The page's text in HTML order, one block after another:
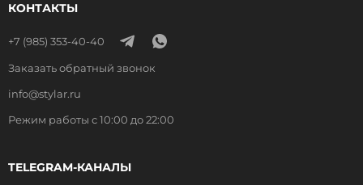
КОНТАКТЫ
+7 (985) 353-40-40
Заказать обратный звонок
info@stylar.ru
Режим работы с 10:00 до 22:00
TELEGRAM-КАНАЛЫ